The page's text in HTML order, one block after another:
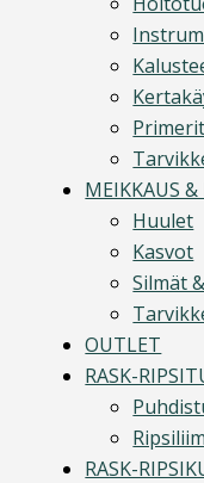
MEIKKAUS &
Huulet
Kasvot
Silmät
OUTLET
RASK-
RASK-